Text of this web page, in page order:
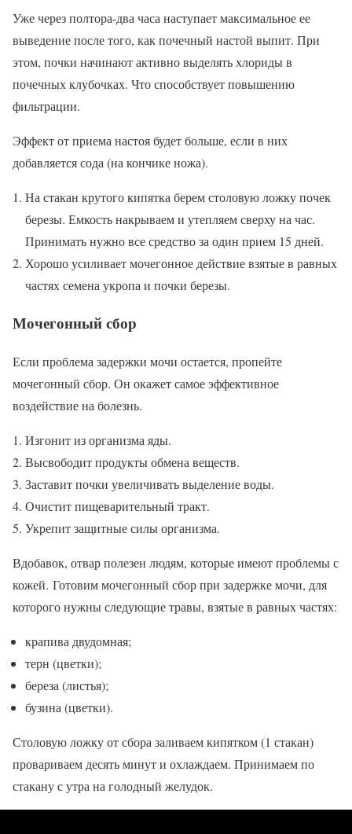
Уже через полтора-два часа наступает максимальное ее
выведение после того, как почечный настой выпит. При
этом, почки начинают активно выделять хлориды в
почечных клубочках. Что способствует повышению
фильтрации.
Эффект от приема настоя будет больше, если в них
добавляется сода (на кончике ножа).
На стакан крутого кипятка берем столовую ложку почек
березы. Емкость накрываем и утепляем сверху на час.
Принимать нужно все средство за один прием 15 дней.
Хорошо усиливает мочегонное действие взятые в равных
частях семена укропа и почки березы.
Мочегонный сбор
Если проблема задержки мочи остается, пропейте
мочегонный сбор. Он окажет самое эффективное
воздействие на болезнь.
Изгонит из организма яды.
Высвободит продукты обмена веществ.
Заставит почки увеличивать выделение воды.
Очистит пищеварительный тракт.
Укрепит защитные силы организма.
Вдобавок, отвар полезен людям, которые имеют проблемы с
кожей. Готовим мочегонный сбор при задержке мочи, для
которого нужны следующие травы, взятые в равных частях:
крапива двудомная;
терн (цветки);
береза (листья);
бузина (цветки).
Столовую ложку от сбора заливаем кипятком (1 стакан)
провариваем десять минут и охлаждаем. Принимаем по
стакану с утра на голодный желудок.